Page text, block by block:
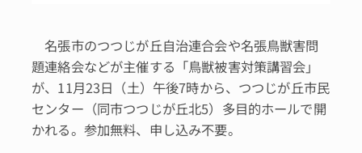
名張市のつつじが丘自治連合会や名張鳥獣害問
題連絡会などが主催する「鳥獣被害対策講習会」
が、11月23日（土）午後7時から、つつじが丘市民
センター（同市つつじが丘北5）多目的ホールで開
かれる。参加無料、申し込み不要。